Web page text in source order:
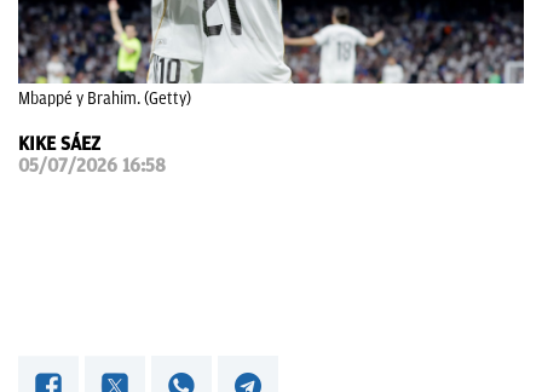
Mbappé y Brahim. (Getty)
KIKE SÁEZ
05/07/2026 16:58